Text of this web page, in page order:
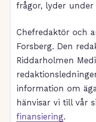
frågor, lyder under
Chefredaktör och
Forsberg. Den
Riddarholmen
information om
hänvisar vi till vår
finansiering.